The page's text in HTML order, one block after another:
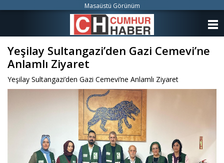
Yeşilay Sultangazi’den Gazi Cemevi’ne
Anlamlı Ziyaret
Yeşilay Sultangazi’den Gazi Cemevi’ne Anlamlı Ziyaret
Masaüstü Görünüm
KATEGORİLER
VİDEO GALERİ